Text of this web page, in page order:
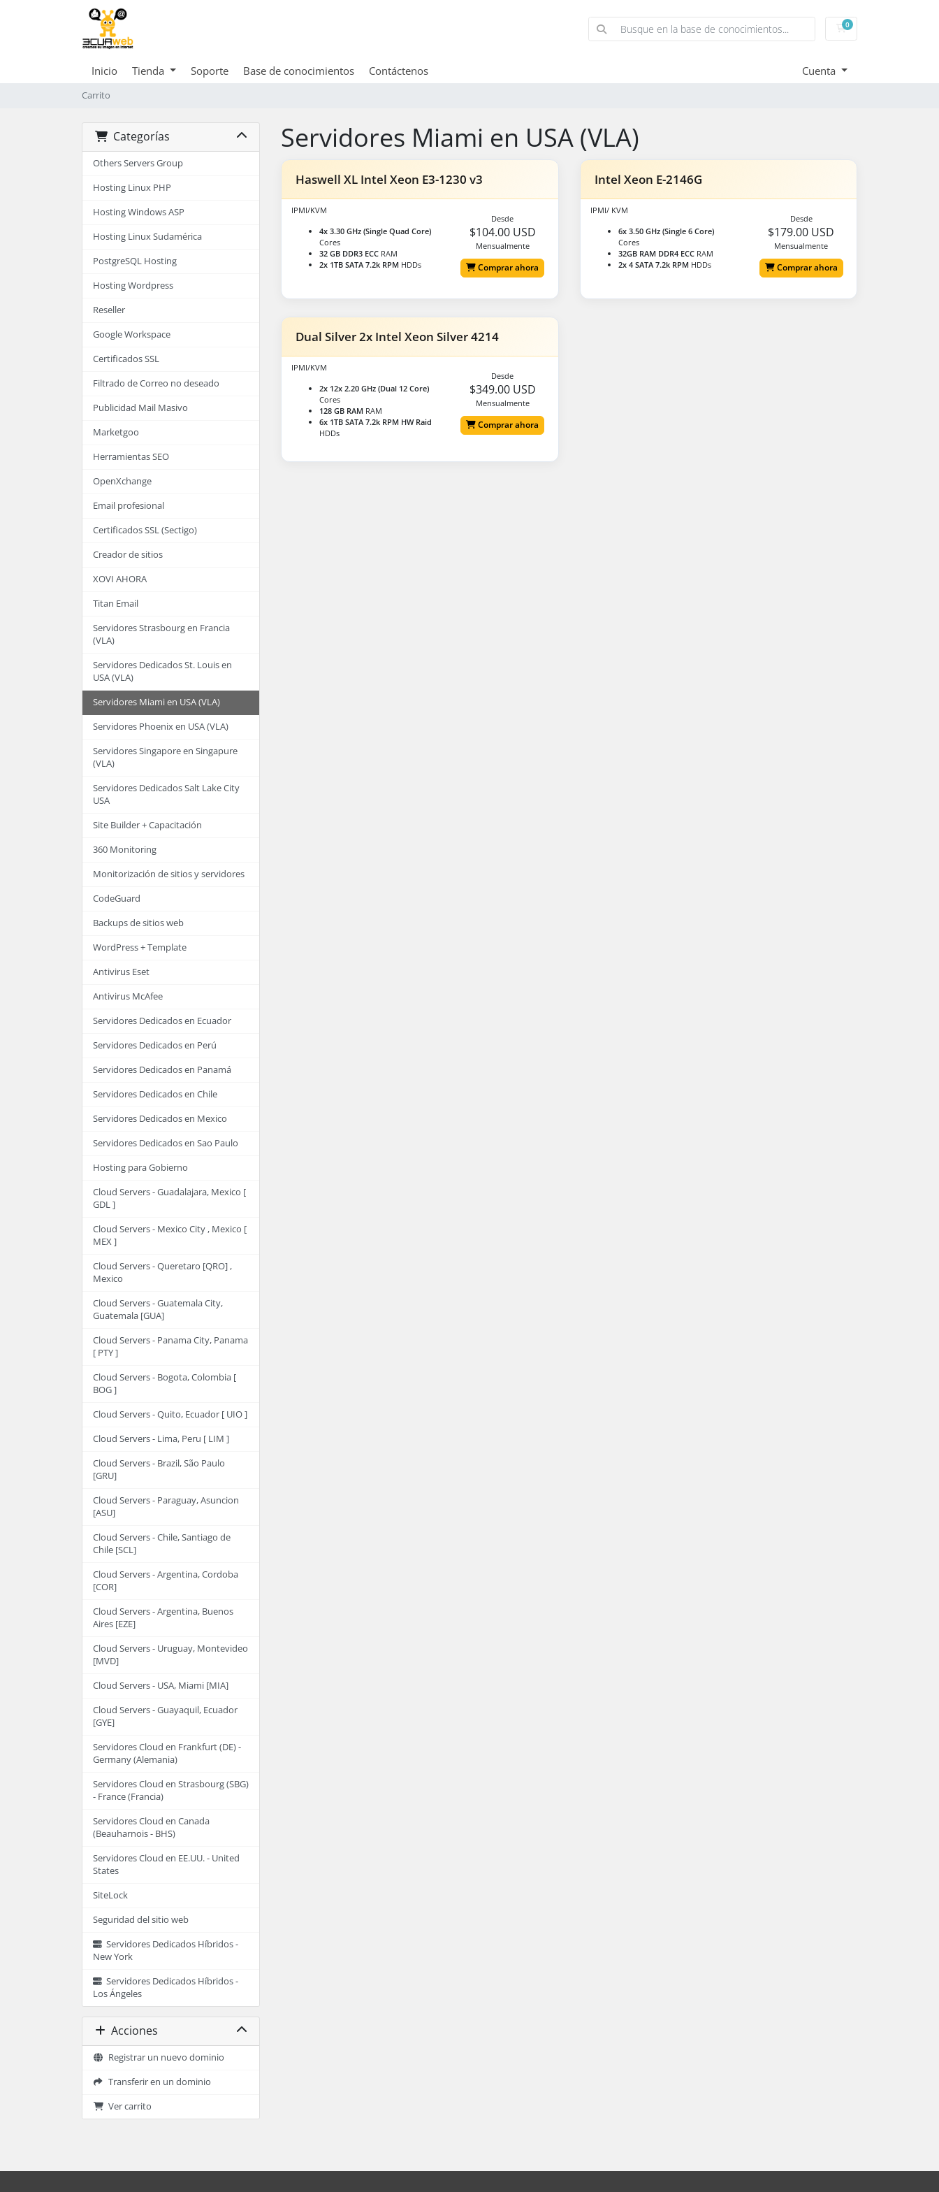
0Carrito
Inicio Tienda Soporte Base de conocimientos Contáctenos Cuenta
Carrito
Categorías
Others Servers Group
Hosting Linux PHP
Hosting Windows ASP
Hosting Linux Sudamérica
PostgreSQL Hosting
Hosting Wordpress
Reseller
Google Workspace
Certificados SSL
Filtrado de Correo no deseado
Publicidad Mail Masivo
Marketgoo
Herramientas SEO
OpenXchange
Email profesional
Certificados SSL (Sectigo)
Creador de sitios
XOVI AHORA
Titan Email
Servidores Strasbourg en Francia
(VLA)
Servidores Dedicados St. Louis en
USA (VLA)
Servidores Miami en USA (VLA)
Servidores Phoenix en USA (VLA)
Servidores Singapore en Singapure
(VLA)
Servidores Dedicados Salt Lake City
USA
Site Builder + Capacitación
360 Monitoring
Monitorización de sitios y servidores
CodeGuard
Backups de sitios web
WordPress + Template
Antivirus Eset
Antivirus McAfee
Servidores Dedicados en Ecuador
Servidores Dedicados en Perú
Servidores Dedicados en Panamá
Servidores Dedicados en Chile
Servidores Dedicados en Mexico
Servidores Dedicados en Sao Paulo
Hosting para Gobierno
Cloud Servers - Guadalajara, Mexico [
GDL ]
Cloud Servers - Mexico City , Mexico [
MEX ]
Cloud Servers - Queretaro [QRO] ,
Mexico
Cloud Servers - Guatemala City,
Guatemala [GUA]
Cloud Servers - Panama City, Panama
[ PTY ]
Cloud Servers - Bogota, Colombia [
BOG ]
Cloud Servers - Quito, Ecuador [ UIO ]
Cloud Servers - Lima, Peru [ LIM ]
Cloud Servers - Brazil, São Paulo
[GRU]
Cloud Servers - Paraguay, Asuncion
[ASU]
Cloud Servers - Chile, Santiago de
Chile [SCL]
Cloud Servers - Argentina, Cordoba
[COR]
Cloud Servers - Argentina, Buenos
Aires [EZE]
Cloud Servers - Uruguay, Montevideo
[MVD]
Cloud Servers - USA, Miami [MIA]
Cloud Servers - Guayaquil, Ecuador
[GYE]
Servidores Cloud en Frankfurt (DE) -
Germany (Alemania)
Servidores Cloud en Strasbourg (SBG)
- France (Francia)
Servidores Cloud en Canada
(Beauharnois - BHS)
Servidores Cloud en EE.UU. - United
States
SiteLock
Seguridad del sitio web
Servidores Dedicados Híbridos -
New York
Servidores Dedicados Híbridos -
Los Ángeles
Acciones
Registrar un nuevo dominio
Transferir en un dominio
Ver carrito
Servidores Miami en USA (VLA)
Haswell XL Intel Xeon E3-1230 v3
IPMI/KVM
4x 3.30 GHz (Single Quad Core)
Cores
32 GB DDR3 ECC RAM
2x 1TB SATA 7.2k RPM HDDs
Desde
$104.00 USD
Mensualmente
Comprar ahora
Intel Xeon E-2146G
IPMI/ KVM
6x 3.50 GHz (Single 6 Core)
Cores
32GB RAM DDR4 ECCRAM
2x 4 SATA 7.2k RPMHDDs
Desde
$179.00 USD
Mensualmente
Comprar ahora
Dual Silver 2x Intel Xeon Silver 4214
IPMI/KVM
2x 12x 2.20 GHz (Dual 12 Core)
Cores
128 GB RAM RAM
6x 1TB SATA 7.2k RPM HW Raid
HDDs
Desde
$349.00 USD
Mensualmente
Comprar ahora